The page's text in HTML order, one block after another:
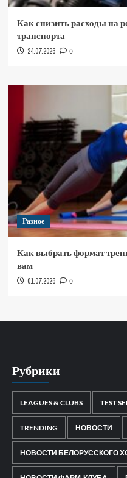
Как снизить расходы на
транспорта
24.07.2026 0
Разное
Как выбрать формат
вам
01.07.2026 0
Рубрики
LEAGUES & CLUBS TEST
TRENDING НОВОСТИ
НОВОСТИ БЕЛОРУССКОГО